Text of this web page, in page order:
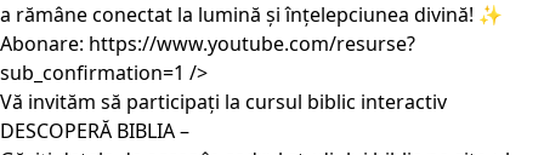
a rămâne conectat la lumină și înțelepciunea divină! ✨
Abonare: https://www.youtube.com/resurse?
sub_confirmation=1 />
Vă invităm să participați la cursul biblic interactiv
DESCOPERĂ BIBLIA –